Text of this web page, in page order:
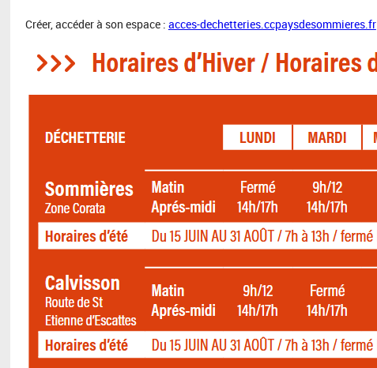
Créer, accéder à son espace : acces-dechetteries.ccpaysdesommieres.fr